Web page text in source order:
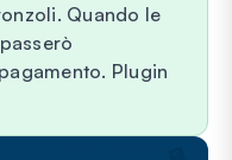
Quando le
Plugin